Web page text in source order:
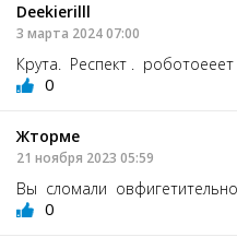
Deekierilll
3 марта 2024 07:00
Крута. Респект . роботоееет
0
Жторме
21 ноября 2023 05:59
Вы сломали
0